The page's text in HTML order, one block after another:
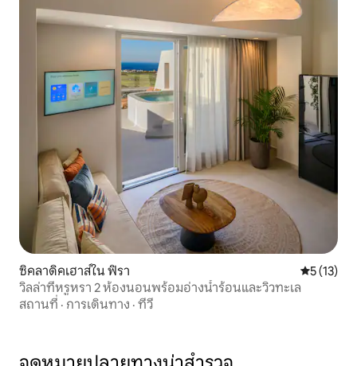
ซิคลาดิคเฮาส์ใน ฟิรา คะแนนเฉลี่
5 (13)
วิลล่าที่หรูหรา 2 ห้องนอนพร้อมอ่างน้ำร้อนและวิวทะเล
สถานที่ · การเดินทาง · ทีวี